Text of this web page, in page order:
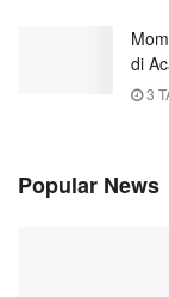
di
3
Popular News